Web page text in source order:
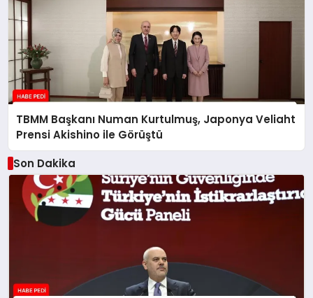
TBMM Başkanı Numan Kurtulmuş, Japonya Veliaht
Prensi Akishino ile Görüştü
Son Dakika